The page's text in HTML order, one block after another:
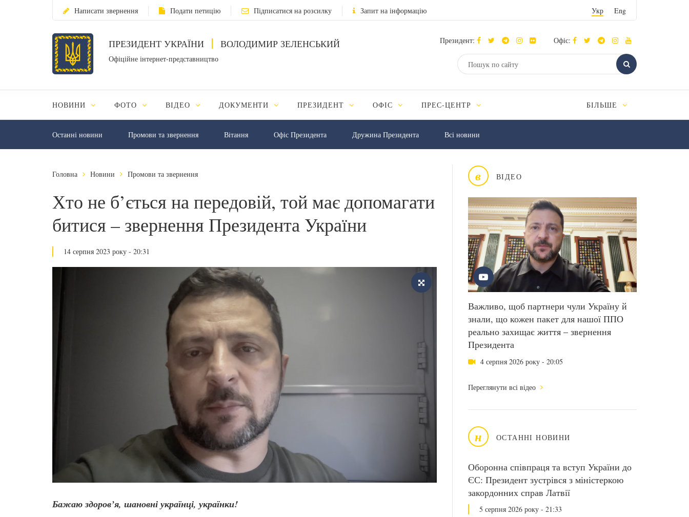
Написати звернення Подати петицію Підписатися на розсилку Запит на інформацію Укр Eng
ПРЕЗИДЕНТ УКРАЇНИ ВОЛОДИМИР ЗЕЛЕНСЬКИЙ
Офіційне інтернет-представництво
Президент: Офіс:
НОВИНИ ФОТО ВІДЕО ДОКУМЕНТИ ПРЕЗИДЕНТ ОФІС ПРЕС-ЦЕНТР БІЛЬШЕ
Останні новини Промови та звернення Вiтання Офіс Президента Дружина Президента Всі новини
в ВІДЕО
Важливо, щоб партнери чули Україну й
знали, що кожен пакет для нашої ППО
реально захищає життя – звернення
Президента
4 серпня 2026 року - 20:05
Переглянути всі відео
н ОСТАННІ НОВИНИ
Оборонна співпраця та вступ України до
ЄС: Президент зустрівся з міністеркою
закордонних справ Латвії
5 серпня 2026 року - 21:33
Головна Новини Промови та звернення
Хто не б’ється на передовій, той має допомагати
битися – звернення Президента України
14 серпня 2023 року - 20:31
Бажаю здоров’я, шановні українці, українки!